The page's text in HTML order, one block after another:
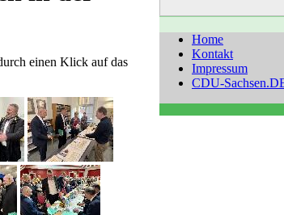
einen Klick auf das
Home
Kontakt
Impressum
CDU-